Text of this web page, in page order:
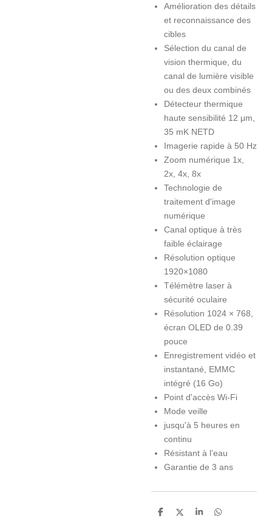
Amélioration des détails
et reconnaissance des
cibles
Sélection du canal de
vision thermique, du
canal de lumière visible
ou des deux combinés
Détecteur thermique
haute sensibilité 12 μm,
35 mK NETD
Imagerie rapide à 50 Hz
Zoom numérique 1x,
2x, 4x, 8x
Technologie de
traitement d'image
numérique
Canal optique à très
faible éclairage
Résolution optique
1920×1080
Télémètre laser à
sécurité oculaire
Résolution 1024 × 768,
écran OLED de 0.39
pouce
Enregistrement vidéo et
instantané, EMMC
intégré (16 Go)
Point d'accès Wi-Fi
Mode veille
jusqu'à 5 heures en
continu
Résistant à l’eau
Garantie de 3 ans
P
P
P
P